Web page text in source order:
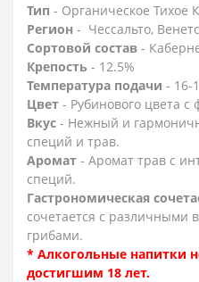
Тип - Органическое Тихое
Регион - Чессальто,
Сортовой состав -
Крепость - 12.5%
Температура подачи - 16-
Цвет - Рубинового цвета
Вкус - Нежный и
специй и трав.
Аромат - Аромат трав с
специй.
Гастрономическая
сочетается с различными
грибами.
* Алкогольные напитки
достигшим 18 лет.